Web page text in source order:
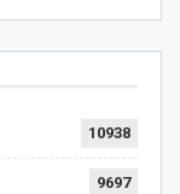
10938
9697